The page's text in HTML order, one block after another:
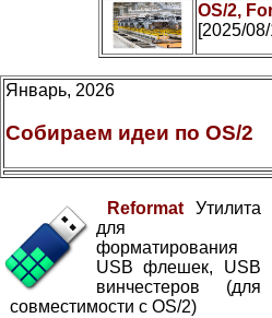
OS/2,
[2025/08/
Январь, 2026
Собираем идеи по OS/2
Reformat Утилита
для
форматирования
USB флешек, USB
винчестеров (для
совместимости с OS/2)